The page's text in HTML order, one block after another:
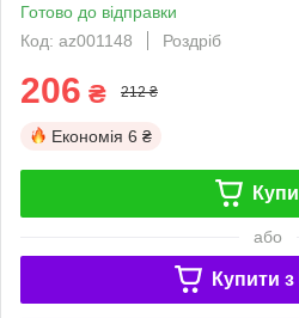
Готово до відправки
Код: az001148
Роздріб
206 ₴ 212 ₴
Економія 6 ₴
або
Купити з